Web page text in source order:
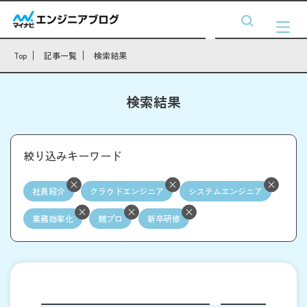
Top 記事一覧 検索結果
検索結果
絞り込みキーワード
社員紹介 クラウドエンジニア システムエンジニア
業務効率化 競プロ 新卒研修